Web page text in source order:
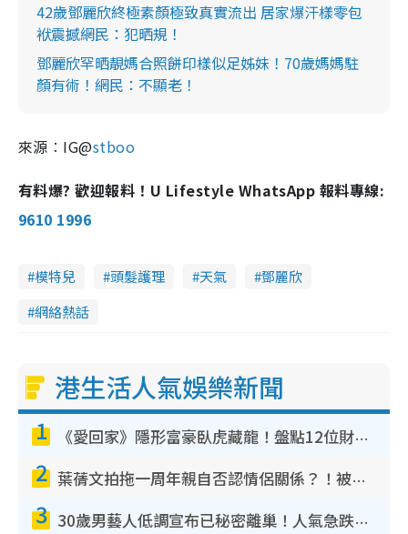
42歲鄧麗欣終極素顏極致真實流出 居家爆汗樣零包
袱震撼網民：犯晒規！
鄧麗欣罕晒靚媽合照餅印樣似足姊妹！70歲媽媽駐
顏有術！網民：不顯老！
來源︰IG@stboo
有料爆? 歡迎報料！U Lifestyle WhatsApp 報料專線:
9610 1996
模特兒 頭髮護理 天氣
鄧麗欣
網絡熱話
港生活人氣娛樂新聞
1 《愛回家》隱形富豪臥虎藏龍！盤點12位財氣逼人的有錢藝人：呢位靚女3億身家唔憂做
2 葉蒨文拍拖一周年親自否認情侶關係？！被質疑感情造假竟稱GM「普通同事」
3 30歲男藝人低調宣布已秘密離巢！人氣急跌變失蹤人口︰「這幾年過得並不容易」